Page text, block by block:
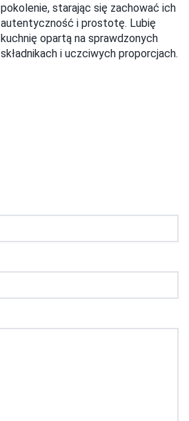
pokolenie, starając się zachować ich
autentyczność i prostotę. Lubię
kuchnię opartą na sprawdzonych
składnikach i uczciwych proporcjach.